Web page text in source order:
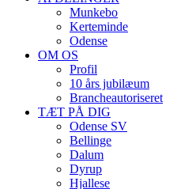
Munkebo
Kerteminde
Odense
OM OS
Profil
10 års jubilæum
Brancheautoriseret
TÆT PÅ DIG
Odense SV
Bellinge
Dalum
Dyrup
Hjallese